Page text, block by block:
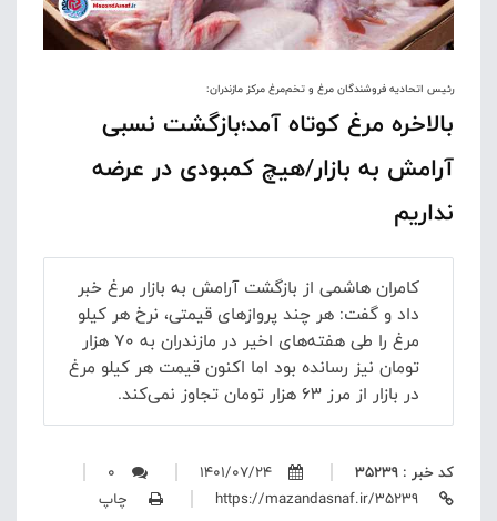
رئیس اتحادیه فروشندگان مرغ و تخم‌مرغ مرکز مازندران:
بالاخره مرغ کوتاه آمد؛بازگشت نسبی
آرامش به بازار/هیچ کمبودی در عرضه
نداریم
کامران هاشمی از بازگشت آرامش به بازار مرغ خبر
داد و گفت: هر چند پروازهای قیمتی، نرخ هر کیلو
مرغ را طی هفته‌های اخیر در مازندران به 70 هزار
تومان نیز رسانده بود اما اکنون قیمت هر کیلو مرغ
در بازار از مرز 63 هزار تومان تجاوز نمی‌کند.
کد خبر : 35239 1401/07/24
0
چاپ